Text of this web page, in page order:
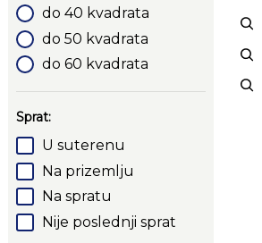
do 40 kvadrata
do 50 kvadrata
do 60 kvadrata
Sprat:
U suterenu
Na prizemlju
Na spratu
Nije poslednji sprat